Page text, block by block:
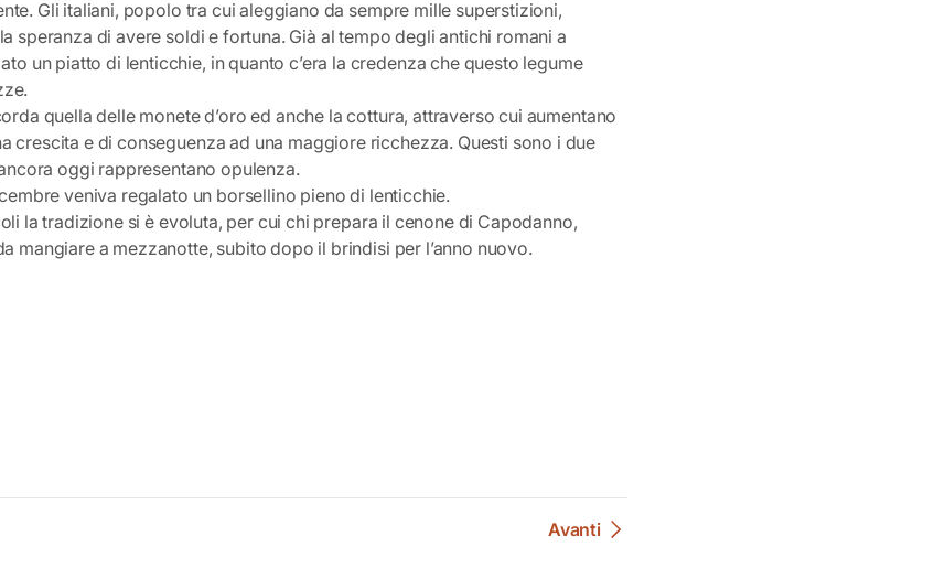
Gli italiani, popolo tra cui aleggiano da sempre mille superstizioni,
speranza di avere soldi e fortuna. Già al tempo degli antichi romani a
un piatto di lenticchie, in quanto c’era la credenza che questo legume
quella delle monete d’oro ed anche la cottura, attraverso cui aumentano
crescita e di conseguenza ad una maggiore ricchezza. Questi sono i due
oggi rappresentano opulenza.
veniva regalato un borsellino pieno di lenticchie.
la tradizione si è evoluta, per cui chi prepara il cenone di Capodanno,
mangiare a mezzanotte, subito dopo il brindisi per l’anno nuovo.
Avanti